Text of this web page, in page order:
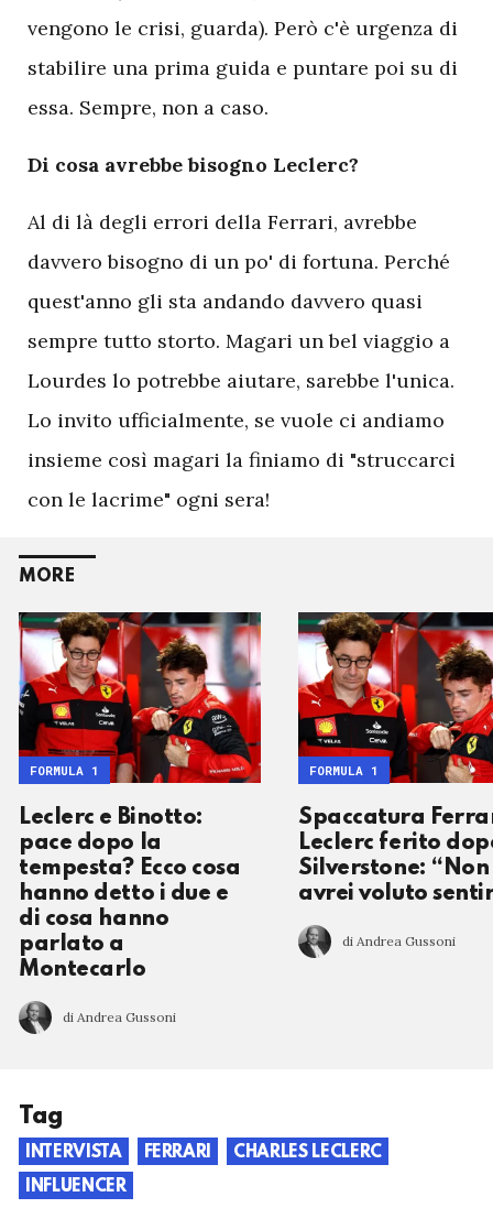
vengono le crisi, guarda). Però c'è urgenza di
stabilire una prima guida e puntare poi su di
essa. Sempre, non a caso.
Di cosa avrebbe bisogno Leclerc?
Al di là degli errori della Ferrari, avrebbe
davvero bisogno di un po' di fortuna. Perché
quest'anno gli sta andando davvero quasi
sempre tutto storto. Magari un bel viaggio a
Lourdes lo potrebbe aiutare, sarebbe l'unica.
Lo invito ufficialmente, se vuole ci andiamo
insieme così magari la finiamo di "struccarci
con le lacrime" ogni sera!
MORE
Leclerc e Binotto:
pace dopo la
tempesta? Ecco cosa
hanno detto i due e
di cosa hanno
parlato a
Montecarlo
di Andrea Gussoni
FORMULA 1
Spaccatura
Leclerc ferito
Silverstone: “Non
avrei voluto
di Andrea Gussoni
FORMULA 1
Tag
INTERVISTA FERRARI
CHARLES LECLERC
INFLUENCER